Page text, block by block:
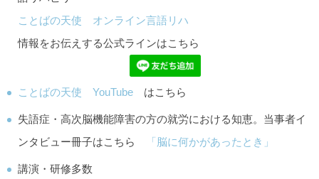
ことばの天使 オンライン言語リハ
情報をお伝えする公式ラインはこちら
ことばの天使 YouTube はこちら
失語症・高次脳機能障害の方の就労における知恵。当事者イ
ンタビュー冊子はこちら
「脳に何かがあったとき」
講演・研修多数